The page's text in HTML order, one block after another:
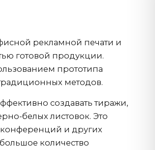
рекламной печати и
готовой продукции.
прототипа
методов.
создавать тиражи,
белых листовок. Это
и других
количество